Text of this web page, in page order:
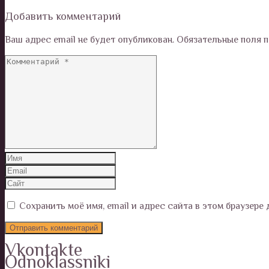
Добавить комментарий
Ваш адрес email не будет опубликован. Обязательные поля
Сохранить моё имя, email и адрес сайта в этом
Vkontakte
Odnoklassniki